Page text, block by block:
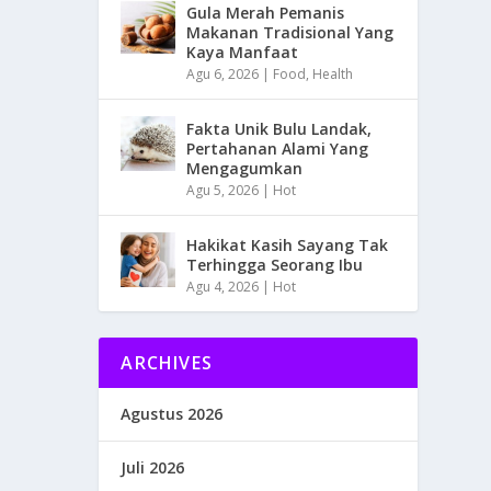
Gula Merah Pemanis
Makanan Tradisional Yang
Kaya Manfaat
Agu 6, 2026 | Food, Health
Fakta Unik Bulu Landak,
Pertahanan Alami Yang
Mengagumkan
Agu 5, 2026 | Hot
Hakikat Kasih Sayang Tak
Terhingga Seorang Ibu
Agu 4, 2026 | Hot
ARCHIVES
Agustus 2026
Juli 2026